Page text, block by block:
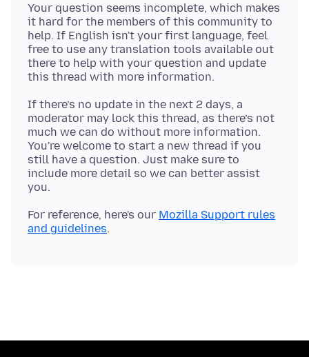
Your question seems incomplete, which makes
it hard for the members of this community to
help. If English isn't your first language, feel
free to use any translation tools available out
there to help with your question and update
If there’s no update in the next 2 days, a
moderator may lock this thread, as there’s not
much we can do without more information.
You're welcome to start a new thread if you
still have a question. Just make sure to
include more detail so we can better assist
For reference, here's our Mozilla Support rules
and guidelines